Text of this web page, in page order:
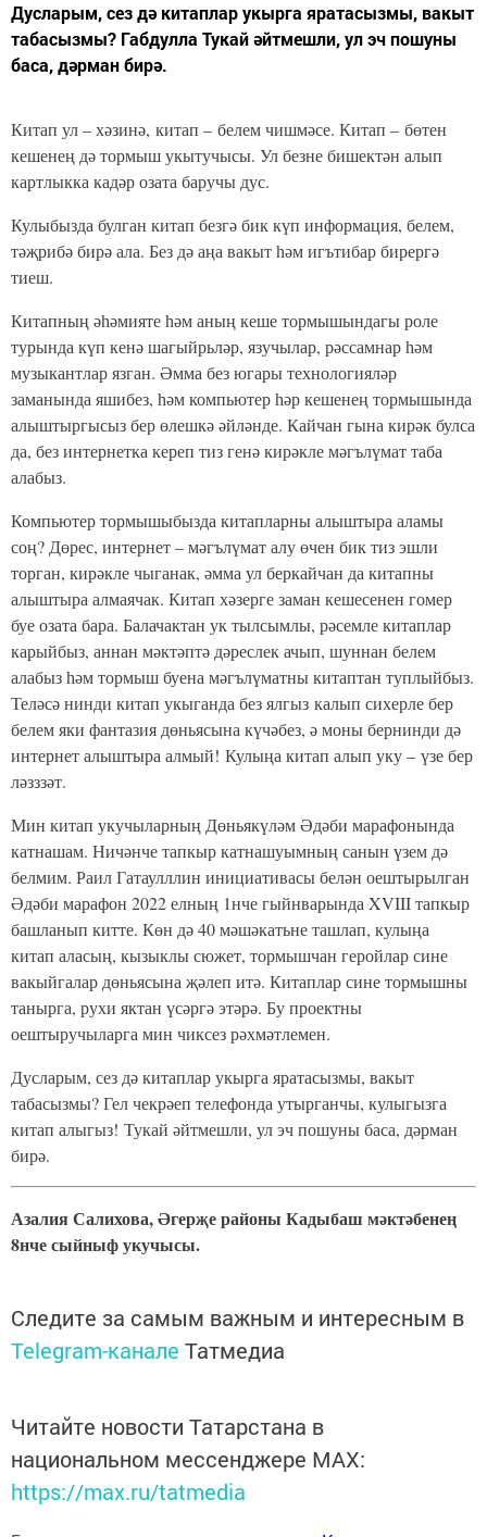
Дусларым, сез дә китаплар укырга яратасызмы, вакыт
табасызмы? Габдулла Тукай әйтмешли, ул эч пошуны
баса, дәрман бирә.
Китап ул – хәзинә, китап – белем чишмәсе. Китап – бөтен
кешенең дә тормыш укытучысы. Ул безне бишектән алып
картлыкка кадәр озата баручы дус.
Кулыбызда булган китап безгә бик күп информация, белем,
тәҗрибә бирә ала. Без дә аңа вакыт һәм игътибар бирергә
тиеш.
Китапның әһәмияте һәм аның кеше тормышындагы роле
турында күп кенә шагыйрьләр, язучылар, рәссамнар һәм
музыкантлар язган. Әмма без югары технологияләр
заманында яшибез, һәм компьютер һәр кешенең тормышында
алыштыргысыз бер өлешкә әйләнде. Кайчан гына кирәк булса
да, без интернетка кереп тиз генә кирәкле мәгълүмат таба
алабыз.
Компьютер тормышыбызда китапларны алыштыра аламы
соң? Дөрес, интернет – мәгълүмат алу өчен бик тиз эшли
торган, кирәкле чыганак, әмма ул беркайчан да китапны
алыштыра алмаячак. Китап хәзерге заман кешесенен гомер
буе озата бара. Балачактан ук тылсымлы, рәсемле китаплар
карыйбыз, аннан мәктәптә дәреслек ачып, шуннан белем
алабыз һәм тормыш буена мәгълүматны китаптан туплыйбыз.
Теләсә нинди китап укыганда без ялгыз калып сихерле бер
белем яки фантазия дөньясына күчәбез, ә моны бернинди дә
интернет алыштыра алмый! Кулыңа китап алып уку – үзе бер
ләзззәт.
Мин китап укучыларның Дөньякүләм Әдәби марафонында
катнашам. Ничәнче тапкыр катнашуымның санын үзем дә
белмим. Раил Гатаулллин инициативасы белән оештырылган
Әдәби марафон 2022 елның 1нче гыйнварында XVIII тапкыр
башланып китте. Көн дә 40 мәшәкатьне ташлап, кулыңа
китап аласың, кызыклы сюжет, тормышчан геройлар сине
вакыйгалар дөньясына җәлеп итә. Китаплар сине тормышны
танырга, рухи яктан үсәргә этәрә. Бу проектны
оештыручыларга мин чиксез рәхмәтлемен.
Дусларым, сез дә китаплар укырга яратасызмы, вакыт
табасызмы? Гел чекрәеп телефонда утырганчы, кулыгызга
китап алыгыз! Тукай әйтмешли, ул эч пошуны баса, дәрман
бирә.
Азалия Салихова, Әгерҗе районы Кадыбаш мәктәбенең
8нче сыйныф укучысы.
Следите за самым важным и интересным в
Telegram-канале Татмедиа
Читайте новости Татарстана в
национальном мессенджере MАХ:
https://max.ru/tatmedia